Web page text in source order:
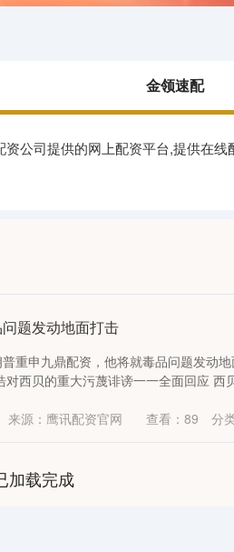
金领速配
公司提供的网上配资平台,提供在
题发动地面打击
重申九鼎配资，他将就毒品问题发动
西贝的重大污蔑诽谤一一全面回应 西
来源：鹰讯配资官网 查看： 89 分
加载完成